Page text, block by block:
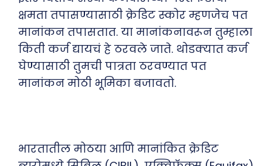
क्षमता तपासण्यासाठी क्रेडिट स्कोर म्हणजेच पत
मानांकन तपासतात. या मानांकनावरून तुम्हाला
किती कर्ज द्यायचं हे ठरवले जाते. थोडक्यात कर्ज
घेण्यासाठी तुमची पात्रता ठरवण्यात पत
मानांकन मोठी भूमिका बजावतो.
भारतातील मोठया आणि मानांकित क्रेडिट